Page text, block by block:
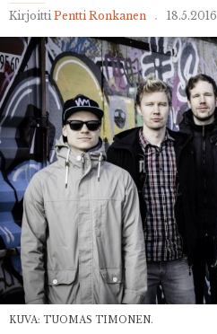
Kirjoitti Pentti Ronkanen 18.5.2016
KUVA: TUOMAS TIMONEN.